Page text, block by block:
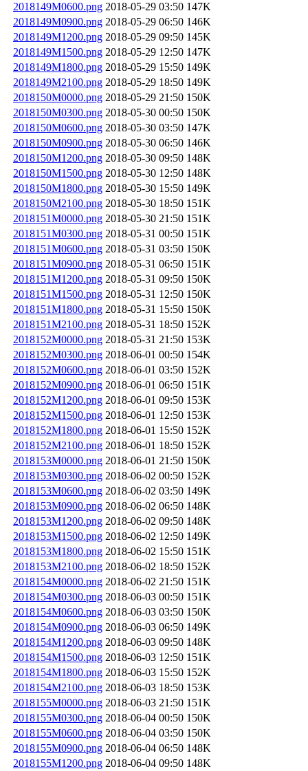
2018149M0600.png 2018-05-29 03:50 147K
2018149M0900.png 2018-05-29 06:50 146K
2018149M1200.png 2018-05-29 09:50 145K
2018149M1500.png 2018-05-29 12:50 147K
2018149M1800.png 2018-05-29 15:50 149K
2018149M2100.png 2018-05-29 18:50 149K
2018150M0000.png 2018-05-29 21:50 150K
2018150M0300.png 2018-05-30 00:50 150K
2018150M0600.png 2018-05-30 03:50 147K
2018150M0900.png 2018-05-30 06:50 146K
2018150M1200.png 2018-05-30 09:50 148K
2018150M1500.png 2018-05-30 12:50 148K
2018150M1800.png 2018-05-30 15:50 149K
2018150M2100.png 2018-05-30 18:50 151K
2018151M0000.png 2018-05-30 21:50 151K
2018151M0300.png 2018-05-31 00:50 151K
2018151M0600.png 2018-05-31 03:50 150K
2018151M0900.png 2018-05-31 06:50 151K
2018151M1200.png 2018-05-31 09:50 150K
2018151M1500.png 2018-05-31 12:50 150K
2018151M1800.png 2018-05-31 15:50 150K
2018151M2100.png 2018-05-31 18:50 152K
2018152M0000.png 2018-05-31 21:50 153K
2018152M0300.png 2018-06-01 00:50 154K
2018152M0600.png 2018-06-01 03:50 152K
2018152M0900.png 2018-06-01 06:50 151K
2018152M1200.png 2018-06-01 09:50 153K
2018152M1500.png 2018-06-01 12:50 153K
2018152M1800.png 2018-06-01 15:50 152K
2018152M2100.png 2018-06-01 18:50 152K
2018153M0000.png 2018-06-01 21:50 150K
2018153M0300.png 2018-06-02 00:50 152K
2018153M0600.png 2018-06-02 03:50 149K
2018153M0900.png 2018-06-02 06:50 148K
2018153M1200.png 2018-06-02 09:50 148K
2018153M1500.png 2018-06-02 12:50 149K
2018153M1800.png 2018-06-02 15:50 151K
2018153M2100.png 2018-06-02 18:50 152K
2018154M0000.png 2018-06-02 21:50 151K
2018154M0300.png 2018-06-03 00:50 151K
2018154M0600.png 2018-06-03 03:50 150K
2018154M0900.png 2018-06-03 06:50 149K
2018154M1200.png 2018-06-03 09:50 148K
2018154M1500.png 2018-06-03 12:50 151K
2018154M1800.png 2018-06-03 15:50 152K
2018154M2100.png 2018-06-03 18:50 153K
2018155M0000.png 2018-06-03 21:50 151K
2018155M0300.png 2018-06-04 00:50 150K
2018155M0600.png 2018-06-04 03:50 150K
2018155M0900.png 2018-06-04 06:50 148K
2018155M1200.png 2018-06-04 09:50 148K